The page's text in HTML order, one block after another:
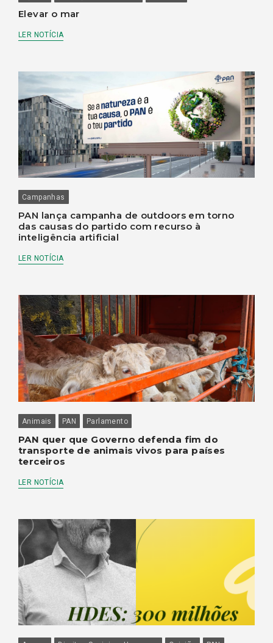
Elevar o mar
LER NOTÍCIA
Campanhas
PAN lança campanha de outdoors em torno
das causas do partido com recurso à
inteligência artificial
LER NOTÍCIA
Animais PAN Parlamento
PAN quer que Governo defenda fim do
transporte de animais vivos para países
terceiros
LER NOTÍCIA